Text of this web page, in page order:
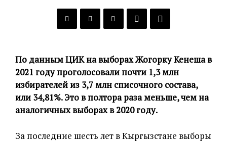
Кыргызстана
По данным ЦИК на выборах Жогорку Кенеша в
2021 году проголосовали почти 1,3 млн
избирателей из 3,7 млн списочного состава,
или 34,81%. Это в полтора раза меньше, чем на
аналогичных выборах в 2020 году.
За последние шесть лет в Кыргызстане выборы